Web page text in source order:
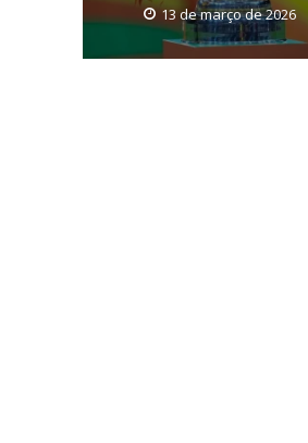
13 de março de 2026